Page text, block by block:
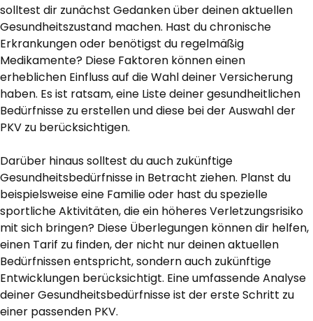
solltest dir zunächst Gedanken über deinen aktuellen
Gesundheitszustand machen. Hast du chronische
Erkrankungen oder benötigst du regelmäßig
Medikamente? Diese Faktoren können einen
erheblichen Einfluss auf die Wahl deiner Versicherung
haben. Es ist ratsam, eine Liste deiner gesundheitlichen
Bedürfnisse zu erstellen und diese bei der Auswahl der
PKV zu berücksichtigen.
Darüber hinaus solltest du auch zukünftige
Gesundheitsbedürfnisse in Betracht ziehen. Planst du
beispielsweise eine Familie oder hast du spezielle
sportliche Aktivitäten, die ein höheres Verletzungsrisiko
mit sich bringen? Diese Überlegungen können dir helfen,
einen Tarif zu finden, der nicht nur deinen aktuellen
Bedürfnissen entspricht, sondern auch zukünftige
Entwicklungen berücksichtigt. Eine umfassende Analyse
deiner Gesundheitsbedürfnisse ist der erste Schritt zu
einer passenden PKV.